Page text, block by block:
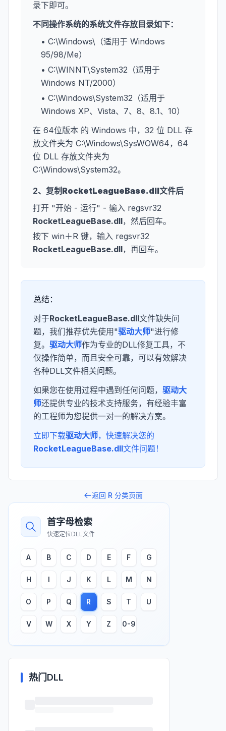
录下即可。
不同操作系统的系统文件存放目录如下：
• C:\Windows\（适用于 Windows
95/98/Me）
• C:\WINNT\System32（适用于
Windows NT/2000）
• C:\Windows\System32（适用于
Windows XP、Vista、7、8、8.1、10）
在 64位版本 的 Windows 中，32 位 DLL 存
放文件夹为 C:\Windows\SysWOW64，64
位 DLL 存放文件夹为
C:\Windows\System32。
2、复制 RocketLeagueBase.dll文件后
打开 "开始 - 运行" - 输入 regsvr32
RocketLeagueBase.dll，然后回车。
按下 win＋R 键，输入 regsvr32
RocketLeagueBase.dll，再回车。
总结：
对于RocketLeagueBase.dll文件缺失问
题，我们推荐优先使用"驱动大师"进行修
复。 驱动大师作为专业的DLL修复工具，不
仅操作简单，而且安全可靠，可以有效解决
各种DLL文件相关问题。
如果您在使用过程中遇到任何问题， 驱动大
师还提供专业的技术支持服务，有经验丰富
的工程师为您提供一对一的解决方案。
立即下载驱动大师，快速解决您的
RocketLeagueBase.dll文件问题！
返回 R 分类页面
首字母检索
快速定位DLL文件
A B C D E F G
H I J K L M N
O P Q R S T U
V W X Y Z 0-9
热门DLL